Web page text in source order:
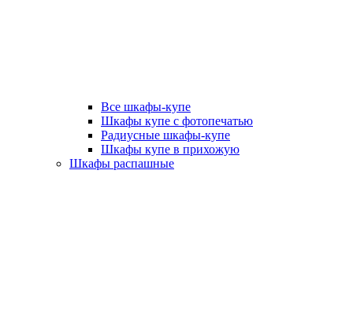
Все шкафы-купе
Шкафы купе с фотопечатью
Радиусные шкафы-купе
Шкафы купе в прихожую
Шкафы распашные